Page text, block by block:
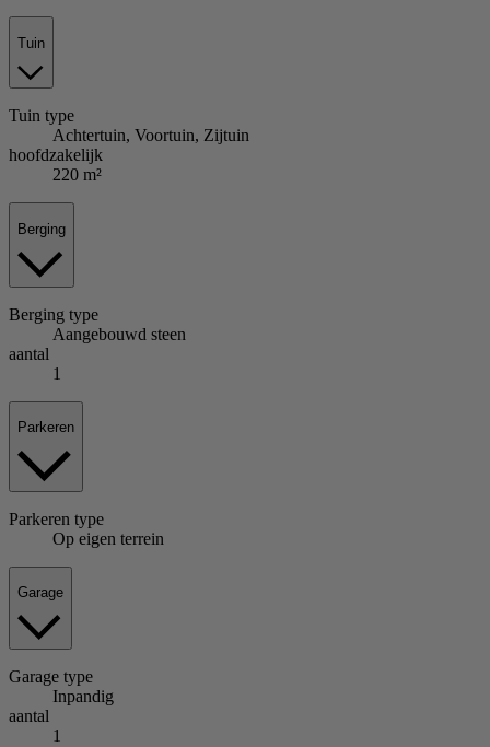
Tuin
Tuin type
Achtertuin, Voortuin, Zijtuin
hoofdzakelijk
220 m²
Berging
Berging type
Aangebouwd steen
aantal
1
Parkeren
Parkeren type
Op eigen terrein
Garage
Garage type
Inpandig
aantal
1